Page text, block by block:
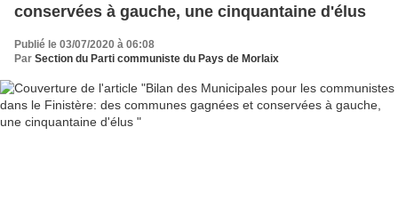
conservées à gauche, une cinquantaine d'élus
Publié le 03/07/2020 à 06:08
Par Section du Parti communiste du Pays de Morlaix